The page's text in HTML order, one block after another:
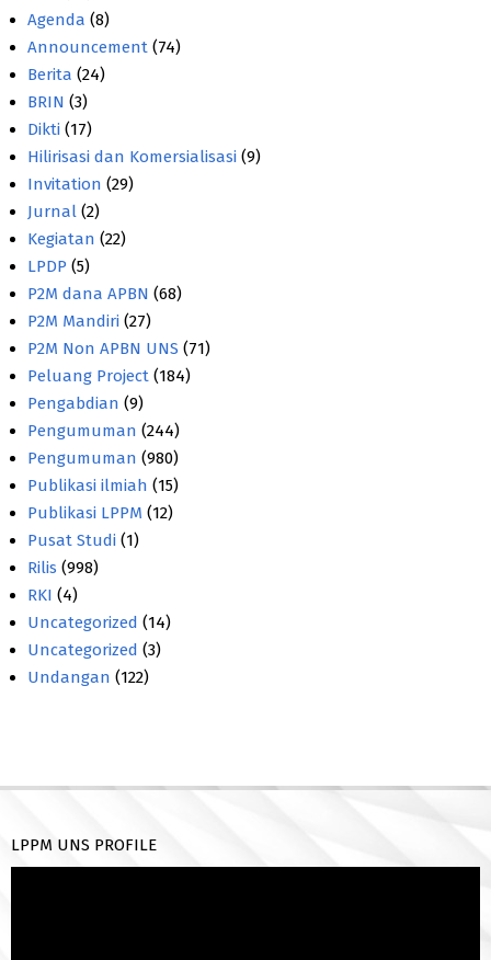
Agenda (8)
Announcement (74)
Berita (24)
BRIN (3)
Dikti (17)
Hilirisasi dan Komersialisasi (9)
Invitation (29)
Jurnal (2)
Kegiatan (22)
LPDP (5)
P2M dana APBN (68)
P2M Mandiri (27)
P2M Non APBN UNS (71)
Peluang Project (184)
Pengabdian (9)
Pengumuman (244)
Pengumuman (980)
Publikasi ilmiah (15)
Publikasi LPPM (12)
Pusat Studi (1)
Rilis (998)
RKI (4)
Uncategorized (14)
Uncategorized (3)
Undangan (122)
LPPM UNS PROFILE